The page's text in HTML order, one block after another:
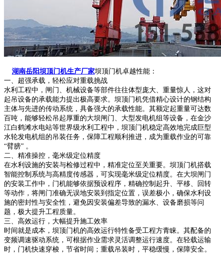
湖南岳阳坝顶门机生产厂家坝顶门机卓越性能：
一、超强承载，轻松应对重载挑战
水利工程中，闸门、机械设备等部件往往体型庞大、重量惊人，这对
起吊设备的承载能力提出极高要求。坝顶门机凭借精心设计的钢结构
主体与先进的传动系统，具备强大的承载性能。其额定起重量可达数
百吨，能够轻松吊起厚重的大坝闸门、大型发电机组等设备，在金沙
江白鹤滩水电站等世界级水利工程中，坝顶门机稳定高效地完成巨型
水轮发电机组的吊装任务，保障工程顺利推进，成为重载作业的可靠
“臂膀” 。
二、精准操控，毫米级定位精度
在水利设施的安装与检修过程中，精准定位至关重要。坝顶门机搭载
智能控制系统与高精度传感器，可实现毫米级定位精度。在大坝闸门
的安装工作中，门机能够依据预设程序，精确控制起升、平移、回转
等动作，将闸门准确无误地安装到指定位置，误差极小，确保水利设
施的密封性与安全性，避免因安装偏差导致的漏水、设备磨损等问
题，极大提升工程质量。
三、高效运行，大幅提升施工效率
时间就是成本，坝顶门机的高效运行特性备受工程方青睐。其配备的
变频调速驱动系统，可根据作业需求灵活调整运行速度。在轻载运输
时，门机快速穿梭，节省时间；重载吊装时，平稳缓慢，保障安全。